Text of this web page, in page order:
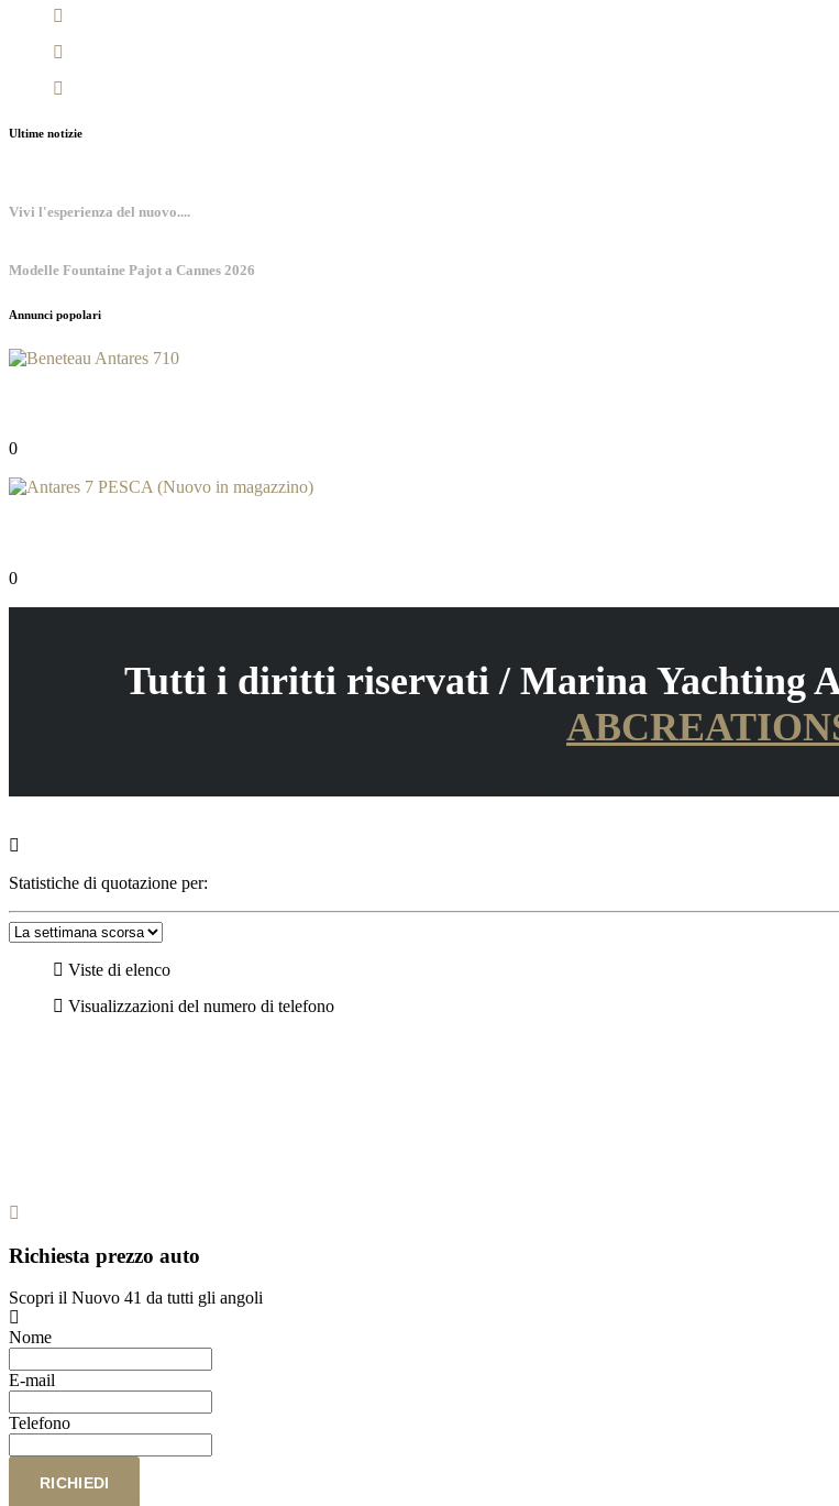
Ultime notizie
Vivi l'esperienza del nuovo....
Modelle Fountaine Pajot a Cannes 2026
Annunci popolari
0
0
Tutti i diritti riservati / Marina Yachting
Statistiche di quotazione per:
Viste di elenco
Visualizzazioni del numero di telefono
Richiesta prezzo auto
Scopri il Nuovo 41 da tutti gli angoli
Nome
E-mail
Telefono
RICHIEDI